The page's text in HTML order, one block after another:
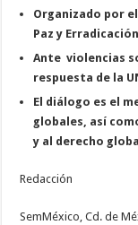
Organizado por
Paz y
Ante violencias
respuesta de la
El diálogo es el
globales, así
y al derecho
Redacción
SemMéxico, Cd. de